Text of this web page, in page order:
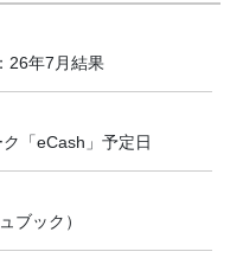
26年7月結果
「eCash」予定日
ブック）